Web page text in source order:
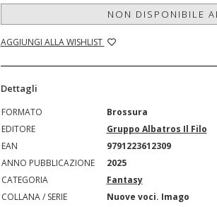
NON DISPONIBILE
AGGIUNGI ALLA WISHLIST
Dettagli
FORMATO
Brossura
EDITORE
Gruppo Albatros Il Filo
EAN
9791223612309
ANNO PUBBLICAZIONE
2025
CATEGORIA
Fantasy
COLLANA / SERIE
Nuove voci. Imago